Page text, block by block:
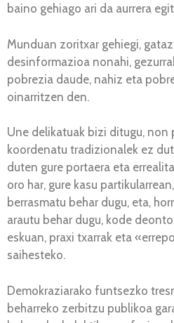
baino gehiago ari da aurrera
Munduan zoritxar gehiegi,
desinformazioa nonahi,
pobrezia daude, nahiz eta
oinarritzen den.
Une delikatuak bizi ditugu, non
koordenatu tradizionalek ez
duten gure portaera eta
oro har, gure kasu
berrasmatu behar dugu, eta,
arautu behar dugu, kode
eskuan, praxi txarrak eta
saihesteko.
Demokraziarako funtsezko
beharreko zerbitzu publikoa